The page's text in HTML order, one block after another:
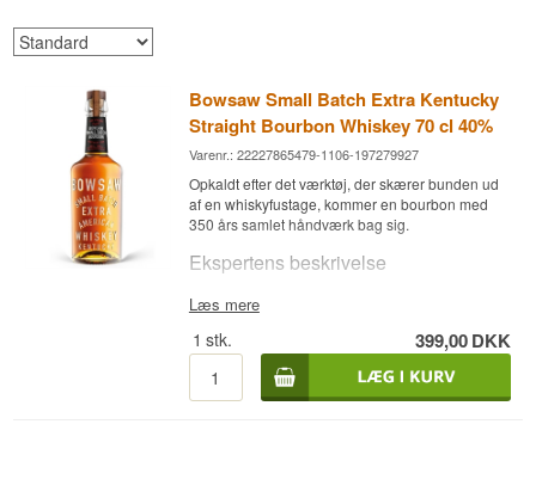
Bowsaw Small Batch Extra Kentucky
Straight Bourbon Whiskey 70 cl 40%
Varenr.: 22227865479-1106-197279927
Opkaldt efter det værktøj, der skærer bunden ud
af en whiskyfustage, kommer en bourbon med
350 års samlet håndværk bag sig.
Ekspertens beskrivelse
Bowsaw Small Batch Extra Kentucky Straight
aftappet ved 40 %.
destilleres og lagres
i det nordlige Kentucky nær Ohio-floden, i
Owensboro og Louisville, hos destillerier med en
samlet erfaring på 350 år inden for
Læs mere
1 stk. 399,00DKK